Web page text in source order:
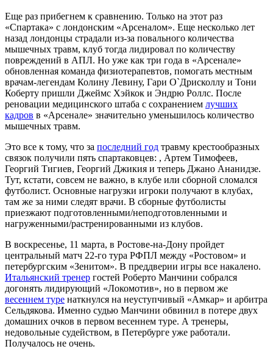
Еще раз прибегнем к сравнению. Только на этот раз
«Спартака» с лондонским «Арсеналом». Еще несколько лет
назад лондонцы страдали из-за повального количества
мышечных травм, клуб тогда лидировал по количеству
повреждений в АПЛ. Но уже как три года в «Арсенале»
обновленная команда физиотерапевтов, помогать местным
врачам-легендам Колину Левину, Гари О`Дрисколлу и Тони
Коберту пришли Джеймс Хэйкок и Эндрю Роллс. После
реновации медицинского штаба с сохранением лучших
кадров в «Арсенале» значительно уменьшилось количество
мышечных травм.
Это все к тому, что за последний год травму крестообразных
связок получили пять спартаковцев: , Артем Тимофеев,
Георгий Тигиев, Георгий Джикия и теперь Джано Ананидзе.
Тут, кстати, совсем не важно, в клубе или сборной сломался
футболист. Основные нагрузки игроки получают в клубах,
там же за ними следят врачи. В сборные футболисты
приезжают подготовленными/неподготовленными и
нагруженными/растренированными из клубов.
В воскресенье, 11 марта, в Ростове-на-Дону пройдет
центральный матч 22-го тура РФПЛ между «Ростовом» и
петербургским «Зенитом». В преддверии игры все накалено.
Итальянский тренер гостей Роберто Манчини собрался
догонять лидирующий «Локомотив», но в первом же
весеннем туре наткнулся на неуступчивый «Амкар» и арбитра
Сельдякова. Именно судью Манчини обвинил в потере двух
домашних очков в первом весеннем туре. А тренеры,
недовольные судейством, в Петербурге уже работали.
Получалось не очень.